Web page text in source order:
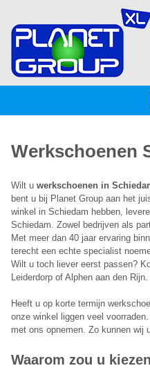
Werkschoenen
Wilt u werkschoenen in
bent u bij Planet Group aan het
winkel in Schiedam hebben,
Schiedam. Zowel bedrijven als
Met meer dan 40 jaar ervaring
terecht een echte specialist
Wilt u toch liever eerst passen?
Leiderdorp of Alphen aan den Rijn.
Heeft u op korte termijn
onze winkel liggen veel
met ons opnemen. Zo kunnen wij
Waarom zou u